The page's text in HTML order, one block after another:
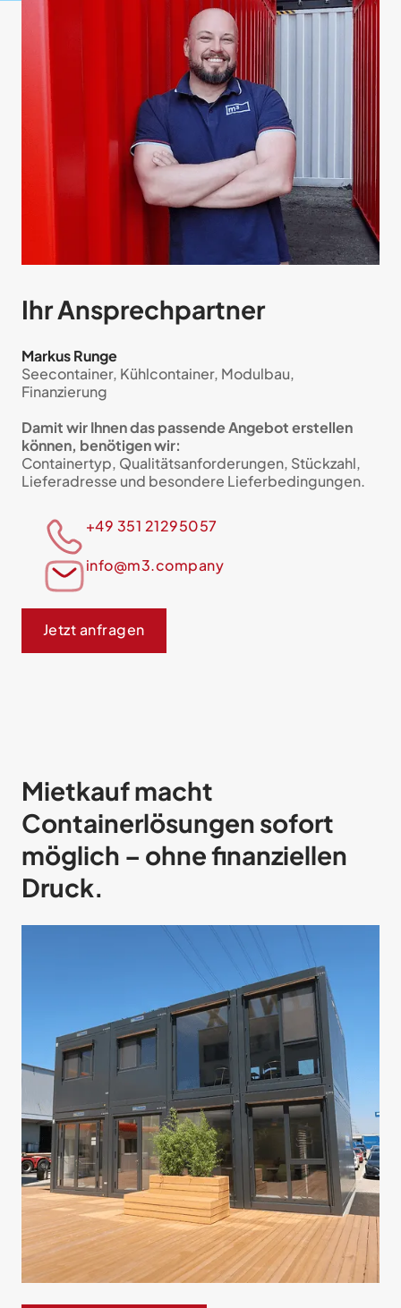
Ihr Ansprech­partner
Markus Runge
Seecontainer, Kühlcontainer, Modulbau,
Finanzierung
Damit wir Ihnen das passende Angebot erstellen
können, benötigen wir:
Containertyp, Qualitätsanforderungen, Stückzahl,
Lieferadresse und besondere Lieferbedingungen.
+49 351 21295057
info@m3.company
Jetzt anfragen
Mietkauf macht
Containerlösungen sofort
möglich – ohne finanziellen
Druck.